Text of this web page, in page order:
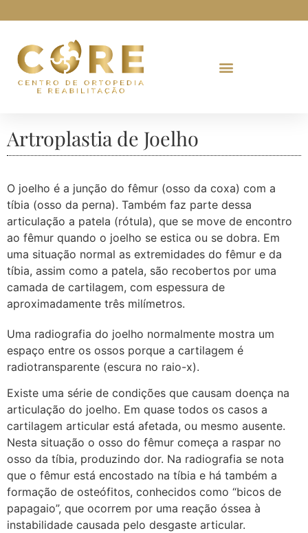
Artroplastia de Joelho
O joelho é a junção do fêmur (osso da coxa) com a
tíbia (osso da perna). Também faz parte dessa
articulação a patela (rótula), que se move de encontro
ao fêmur quando o joelho se estica ou se dobra. Em
uma situação normal as extremidades do fêmur e da
tíbia, assim como a patela, são recobertos por uma
camada de cartilagem, com espessura de
aproximadamente três milímetros.
Uma radiografia do joelho normalmente mostra um
espaço entre os ossos porque a cartilagem é
radiotransparente (escura no raio-x).
Existe uma série de condições que causam doença na
articulação do joelho. Em quase todos os casos a
cartilagem articular está afetada, ou mesmo ausente.
Nesta situação o osso do fêmur começa a raspar no
osso da tíbia, produzindo dor. Na radiografia se nota
que o fêmur está encostado na tíbia e há também a
formação de osteófitos, conhecidos como “bicos de
papagaio”, que ocorrem por uma reação óssea à
instabilidade causada pelo desgaste articular.